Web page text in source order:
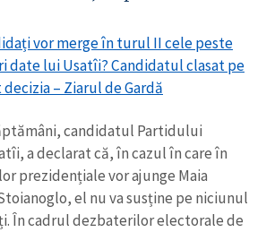
Despre ZdG
на русском
vor merge în turul II cele peste
date lui Usatîi? Candidatul clasat pe
– Ziarul de Gardă
candidatul Partidului
a declarat că, în cazul în care în
prezidențiale vor ajunge Maia
el nu va susține pe niciunul
În cadrul dezbaterilor electorale de